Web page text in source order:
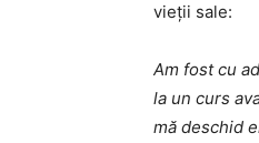
vieții sale:
Am fost cu
la un curs
mă deschid